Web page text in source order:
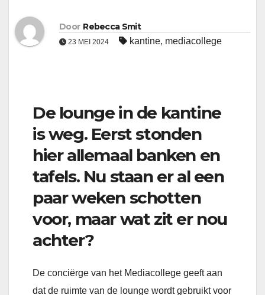
Door Rebecca Smit
23 MEI 2024 kantine, mediacollege
De lounge in de kantine
is weg. Eerst stonden
hier allemaal banken en
tafels. Nu staan er al een
paar weken schotten
voor, maar wat zit er nou
achter?
De conciërge van het Mediacollege geeft aan
dat de ruimte van de lounge wordt gebruikt voor